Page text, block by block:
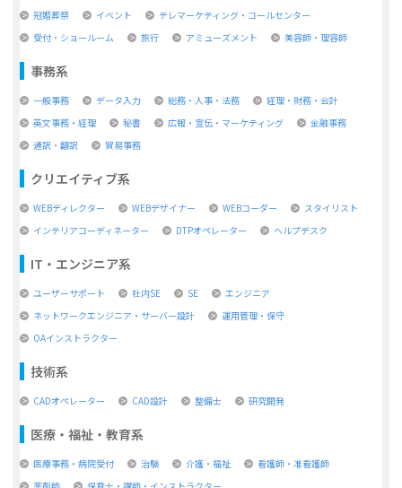
冠婚葬祭
イベント
テレマーケティング・コールセンター
受付・ショールーム
旅行 アミューズメント 美容師・理容師
事務系
一般事務 データ入力 総務・人事・法務
経理・財務・会計
英文事務・経理
秘書 広報・宣伝・マーケティング
金融事務
通訳・翻訳
貿易事務
クリエイティブ系
WEBディレクター WEBデザイナー WEBコーダー
スタイリスト
インテリアコーディネーター
DTPオペレーター ヘルプデスク
IT・エンジニア系
ユーザーサポート 社内SE SE
エンジニア
ネットワークエンジニア・サーバー設計
運用管理・保守
OAインストラクター
技術系
CADオペレーター CAD設計 整備士 研究開発
医療・福祉・教育系
医療事務・病院受付 治験 介護・福祉
看護師・准看護師
薬剤師
保育士・講師・インストラクター